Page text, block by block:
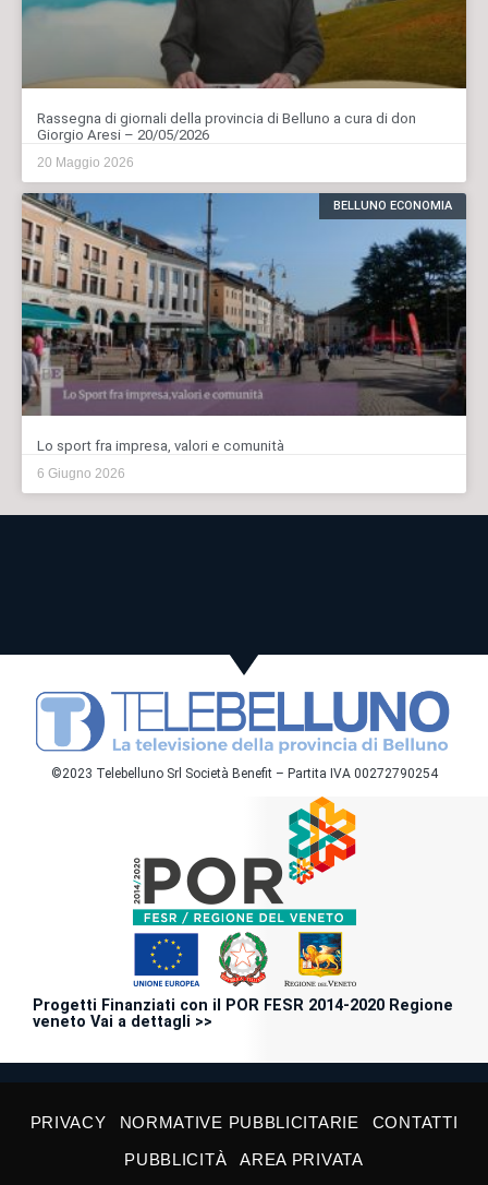
Rassegna di giornali della provincia di Belluno a cura di don
Giorgio Aresi – 20/05/2026
20 Maggio 2026
BELLUNO ECONOMIA
Lo sport fra impresa, valori e comunità
6 Giugno 2026
©2023 Telebelluno Srl Società Benefit – Partita IVA 00272790254
Progetti Finanziati con il POR FESR 2014-2020 Regione
veneto Vai a dettagli >>
PRIVACY NORMATIVE PUBBLICITARIE
CONTATTI
PUBBLICITÀ
AREA PRIVATA